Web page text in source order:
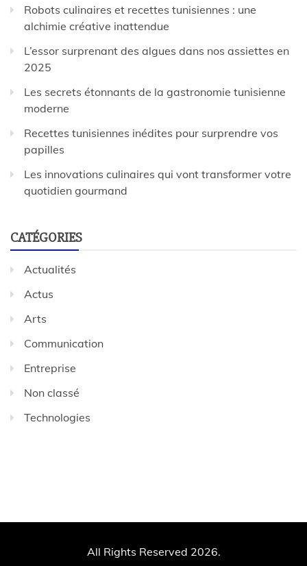
Robots culinaires et recettes tunisiennes : une
alchimie créative inattendue
L’essor surprenant des algues dans nos assiettes en
2025
Les secrets étonnants de la gastronomie tunisienne
moderne
Recettes tunisiennes inédites pour surprendre vos
papilles
Les innovations culinaires qui vont transformer votre
quotidien gourmand
CATÉGORIES
Actualités
Actus
Arts
Communication
Entreprise
Non classé
Technologies
All Rights Reserved 2026.